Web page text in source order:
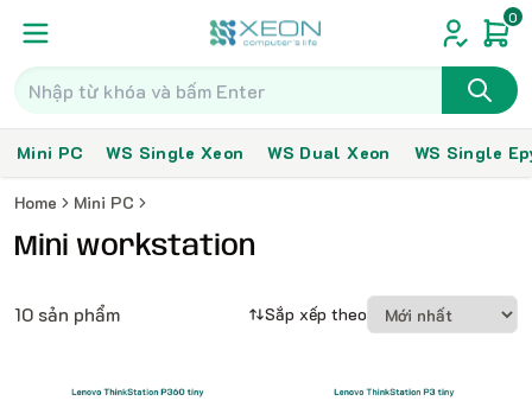
0
Mini PC WS Single Xeon WS Dual Xeon WS Single
Home Mini PC
Mini workstation
10 sản phẩm Sắp xếp theo